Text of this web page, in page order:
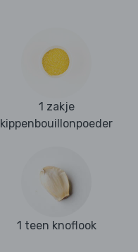
1 zakje
kippenbouillonpoeder
1 teen knoflook